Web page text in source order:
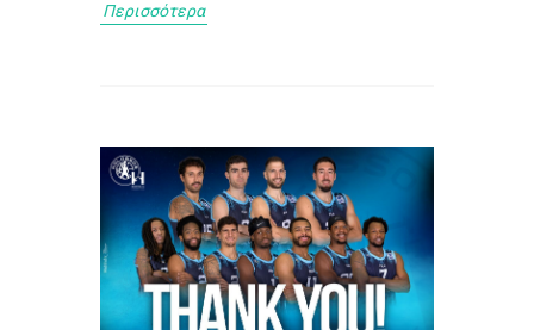
Περισσότερα